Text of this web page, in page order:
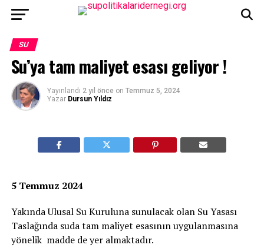
SU
Su’ya tam maliyet esası geliyor !
Yayınlandı 2 yıl önce on Temmuz 5, 2024
Yazar Dursun Yıldız
5 Temmuz 2024
Yakında Ulusal Su Kuruluna sunulacak olan Su Yasası
Taslağında suda tam maliyet esasının uygulanmasına
yönelik madde de yer almaktadır.